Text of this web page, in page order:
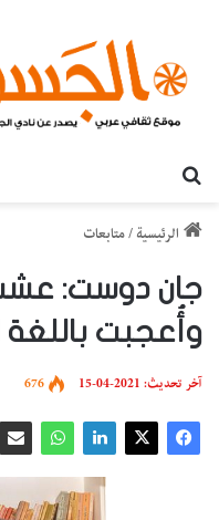
الرئيسية /متابعات
جان دوست:
وأُعجبت باللغة
آخر تحديث: 2021-04-15 676